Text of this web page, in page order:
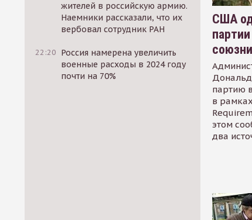
жителей в российскую армию.
Наемники рассказали, что их
вербовал сотрудник РАН
22:20 Россия намерена увеличить
военные расходы в 2024 году
почти на 70%
США
партию
в
этом
два